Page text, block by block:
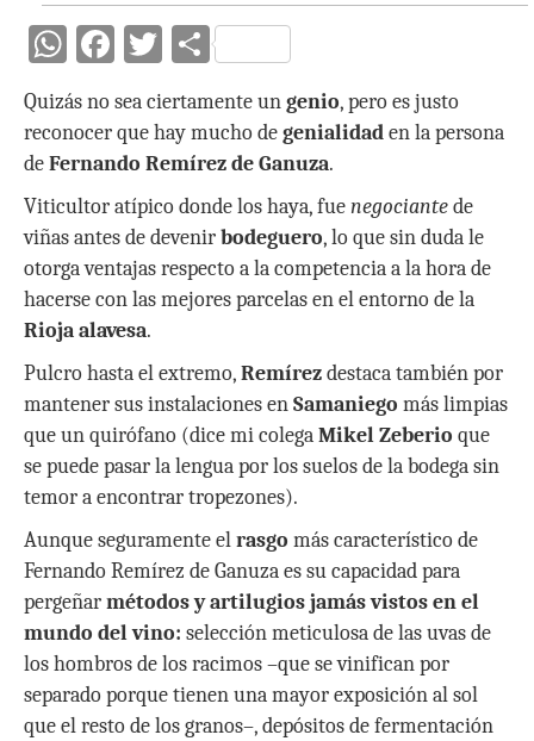
W
h
at
s
A
p
p
F
e
b
o
o
k
T
itt
er
C
m
p
ar
ti
r
Quizás no sea ciertamente ungenio, pero es justo
reconocer que hay mucho degenialidaden la persona
deFernando Remírez de Ganuza.
Viticultor atípico donde los haya, fuenegociantede
viñas antes de devenirbodeguero, lo que sin duda le
otorga ventajas respecto a la competencia a la hora de
hacerse con las mejores parcelas en el entorno de la
Rioja alavesa.
Pulcro hasta el extremo,Remírezdestaca también por
mantener sus instalaciones enSamaniego más limpias
que un quirófano (dice mi colegaMikel Zeberio que
se puede pasar la lengua por los suelos de la bodega sin
temor a encontrar tropezones).
Aunque seguramente elrasgo más característico de
Fernando Remírez de Ganuza es su capacidad para
pergeñarmétodos y artilugios jamás vistos en el
mundo del vino: selección meticulosa de las uvas de
los hombros de los racimos –que se vinifican por
separado porque tienen una mayor exposición al sol
que el resto de los granos–, depósitos de fermentación